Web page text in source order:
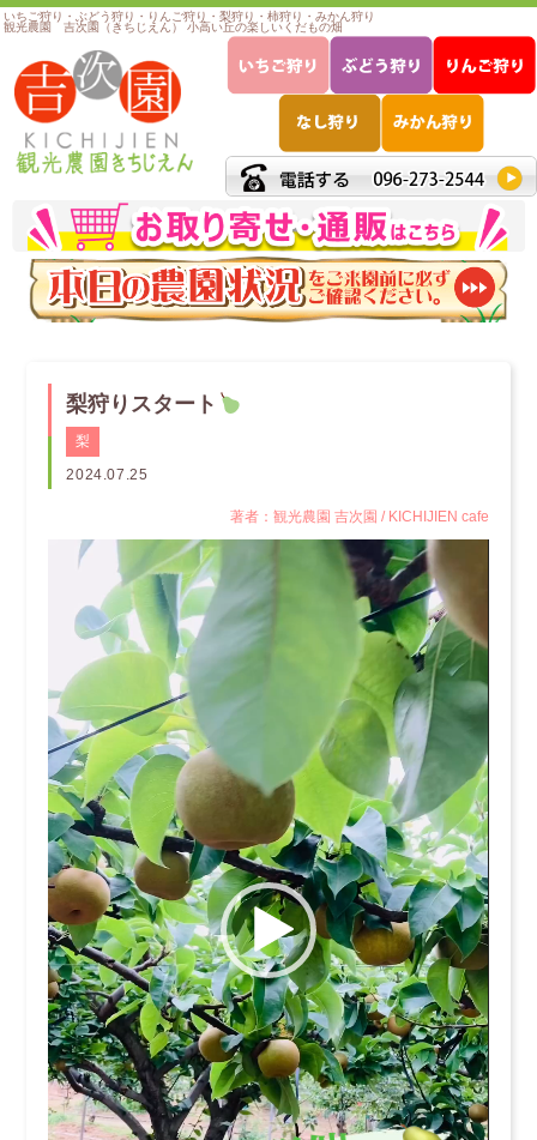
いちご狩り・ぶどう狩り・りんご狩り・梨狩り・柿狩り・みかん狩り
観光農園 吉次園（きちじえん） 小高い丘の楽しいくだもの畑
梨狩りスタート
梨
2024.07.25
著者：観光農園 吉次園 / KICHIJIEN cafe
ヤ
ー